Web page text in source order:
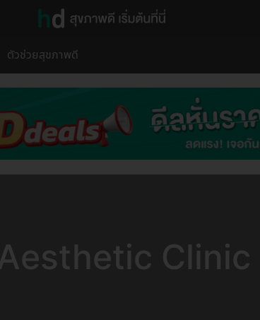
ตัวช่วยสุขภาพดี
Clinic